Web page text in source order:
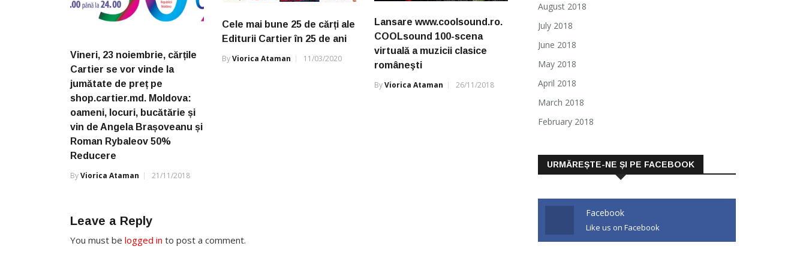
Vineri, 23 noiembrie, cărțile
Cartier se vor vinde la
jumătate de preț pe
shop.cartier.md. Moldova:
oameni, locuri, bucătărie și
vin de Angela Brașoveanu și
Roman Rybaleov 50%
Reducere
ByViorica Ataman 21/11/2018
Cele mai bune 25 de cărți ale
Editurii Cartier în 25 de ani
ByViorica Ataman 11/03/2020
Lansare www.coolsound.ro.
COOLsound 100-scena
virtuală a muzicii clasice
româneşti
ByViorica Ataman 26/11/2018
Leave a Reply
You must be logged in to post a comment.
August 2018
July 2018
June 2018
May 2018
April 2018
March 2018
February 2018
URMĂREȘTE-NE ȘI PE FACEBOOK
Facebook
Like us on Facebook